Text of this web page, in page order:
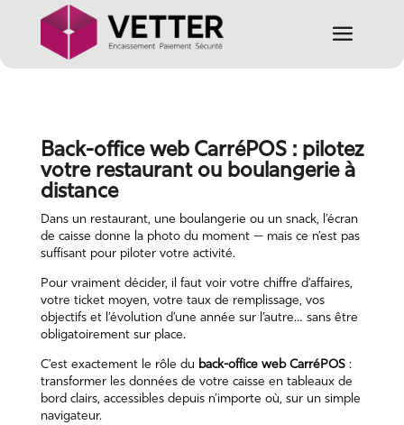
Back-office web CarréPOS : pilotez
votre restaurant ou boulangerie à
distance
Dans un restaurant, une boulangerie ou un snack, l’écran
de caisse donne la photo du moment — mais ce n’est pas
suffisant pour piloter votre activité.
Pour vraiment décider, il faut voir votre chiffre d’affaires,
votre ticket moyen, votre taux de remplissage, vos
objectifs et l’évolution d’une année sur l’autre… sans être
obligatoirement sur place.
C’est exactement le rôle du back-office web CarréPOS:
transformer les données de votre caisse en tableaux de
bord clairs, accessibles depuis n’importe où, sur un simple
navigateur.